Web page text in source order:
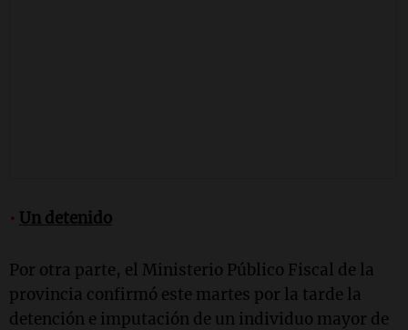
• Un detenido
Por otra parte, el Ministerio Público Fiscal de la
provincia confirmó este martes por la tarde la
detención e imputación de un individuo mayor de